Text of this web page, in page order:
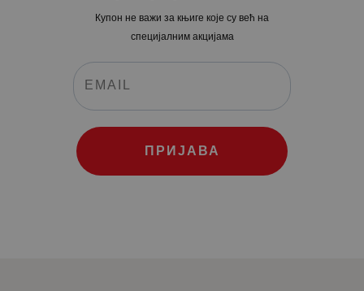
Купон не важи за књиге које су већ на
специјалним акцијама
ПРИЈАВА